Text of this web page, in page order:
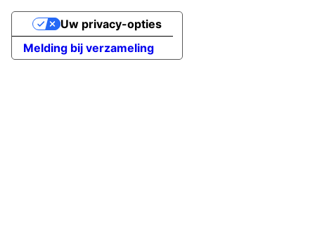
Melding bij verzameling
Uw privacy-opties